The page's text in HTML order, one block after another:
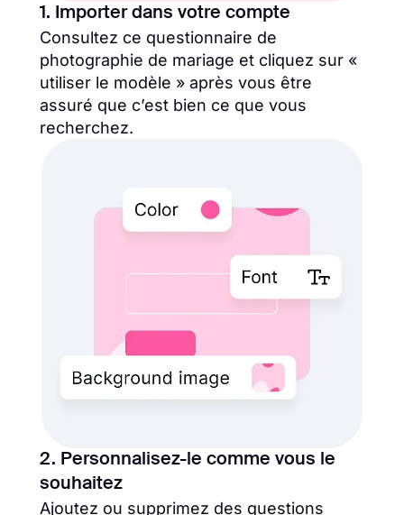
1. Importer dans votre compte
Consultez ce questionnaire de
photographie de mariage et cliquez sur «
utiliser le modèle » après vous être
assuré que c’est bien ce que vous
recherchez.
2. Personnalisez-le comme vous le
souhaitez
Ajoutez ou supprimez des questions